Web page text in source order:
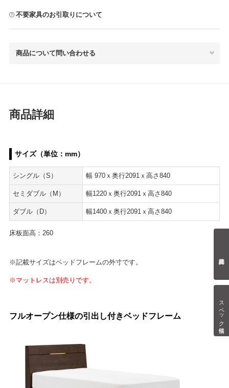
スペック情報
不要家具のお引取りについて
商品について問い合わせる
商品詳細
サイズ（単位：mm）
シングル（S） 幅 970ｘ奥行2091ｘ高さ840
セミダブル（M） 幅1220ｘ奥行2091ｘ高さ840
ダブル（D） 幅1400ｘ奥行2091ｘ高さ840
床板面高：260
※記載サイズはベッドフレームの外寸です。
※マットレスは別売りです。
フルオープン仕様の引出し付きベッドフレーム